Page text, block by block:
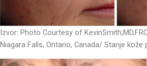
Izvor: Photo Courtesy of
Niagara Falls, Ontario, Canada/ Stanje